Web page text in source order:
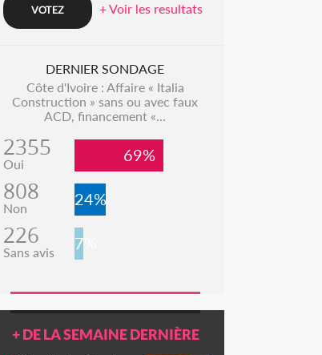
+ Voir les resultats
DERNIER SONDAGE
Côte d'Ivoire : Affaire « Italia
Construction » sans ou avec faux
ACD, financement «...
2355
Oui 69%
808
Non 24%
226
Sans avis 7%
+ DE LA SEMAINE DERNIÈRE